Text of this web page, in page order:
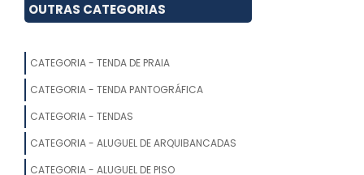
ALUGUEL DE PALCO
TENDA ALUGUEL
LOCAÇÃO DE TENDAS PREÇO
OUTRAS CATEGORIAS
CATEGORIA - TENDA DE PRAIA
CATEGORIA - TENDA PANTOGRÁFICA
CATEGORIA - TENDAS
CATEGORIA - ALUGUEL DE ARQUIBANCADAS
CATEGORIA - ALUGUEL DE PISO